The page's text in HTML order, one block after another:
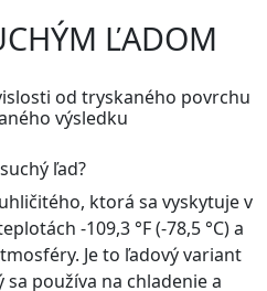
ĽADOM
od tryskaného povrchu
výsledku
ľad?
ktorá sa vyskytuje v
-109,3 °F (-78,5 °C) a
Je to ľadový variant
používa na chladenie a